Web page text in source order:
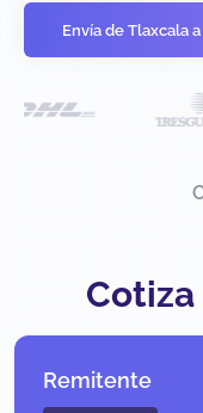
Envía de Tlaxcala
Remitente